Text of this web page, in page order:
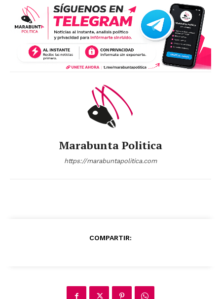
Marabunta Politica
https://marabuntapolitica.com
COMPARTIR: